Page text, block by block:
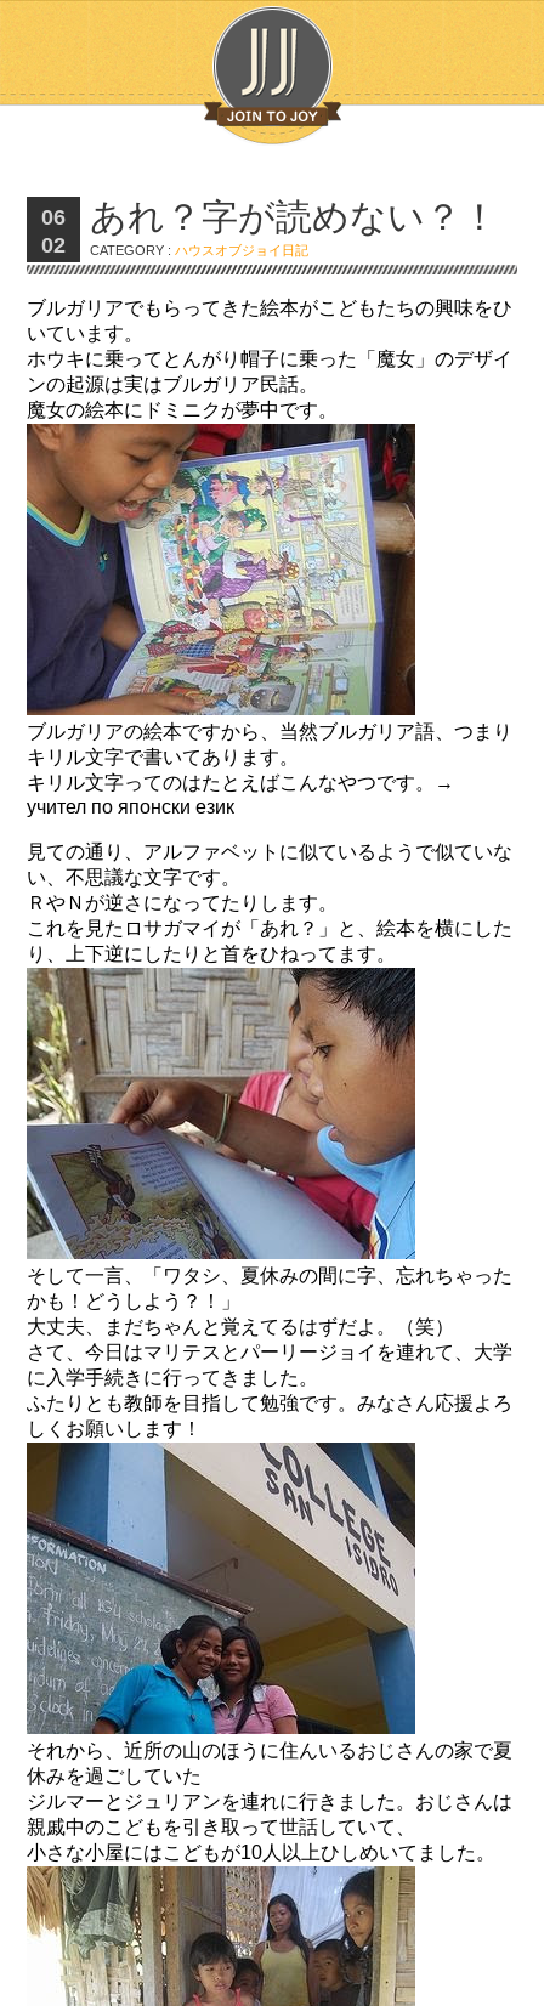
06
02
あれ？字が読めない？！
CATEGORY :ハウスオブジョイ日記
ブルガリアでもらってきた絵本がこどもたちの興味をひ
いています。
ホウキに乗ってとんがり帽子に乗った「魔女」のデザイ
ンの起源は実はブルガリア民話。
魔女の絵本にドミニクが夢中です。
ブルガリアの絵本ですから、当然ブルガリア語、つまり
キリル文字で書いてあります。
キリル文字ってのはたとえばこんなやつです。→
учител по японски език
見ての通り、アルファベットに似ているようで似ていな
い、不思議な文字です。
ＲやＮが逆さになってたりします。
これを見たロサガマイが「あれ？」と、絵本を横にした
り、上下逆にしたりと首をひねってます。
そして一言、「ワタシ、夏休みの間に字、忘れちゃった
かも！どうしよう？！」
大丈夫、まだちゃんと覚えてるはずだよ。（笑）
さて、今日はマリテスとパーリージョイを連れて、大学
に入学手続きに行ってきました。
ふたりとも教師を目指して勉強です。みなさん応援よろ
しくお願いします！
それから、近所の山のほうに住んいるおじさんの家で夏
休みを過ごしていた
ジルマーとジュリアンを連れに行きました。おじさんは
親戚中のこどもを引き取って世話していて、
小さな小屋にはこどもが10人以上ひしめいてました。